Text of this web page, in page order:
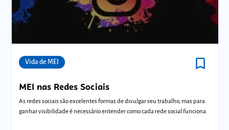
Vida de MEI bookmark_border
MEI nas Redes Sociais
As redes sociais são excelentes formas de divulgar seu trabalho, mas para
ganhar visibilidade é necessário entender como cada rede social funciona.